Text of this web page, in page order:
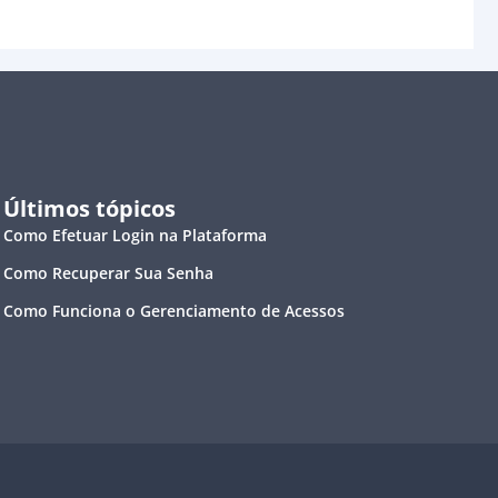
Últimos tópicos
Como Efetuar Login na Plataforma
Como Recuperar Sua Senha
Como Funciona o Gerenciamento de Acessos